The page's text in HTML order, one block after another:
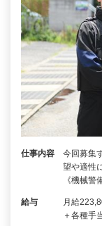
仕事内容
今回募集
望や適性
《機械
給与
月給
＋各種